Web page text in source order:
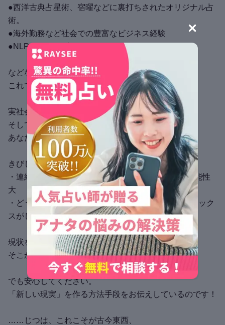
●西洋古典占星術、宿曜などに裏打ちされたオリジナル占
術。
●海外勤務など社会での豊富なビジネス経験
●NLP、催眠、ブリーフセラピー
などなど、あなたを幸せにするための
これでもかこれでもかという、ワザをくりだします。
実社会でのビジネス経験や心理学、
そして宇宙の真理・引き寄せの法則を用いて、
あなたの幸せへのアシストをいたします。
きびしいことも言います。
・連絡がない→ X彼が忙しいから ◯嫌われている可能性
大
・どう思われている→Xあなたのことが大好き ◯セック
スがしたいだけ
現状を見つめましょう。
そこからしか「新しい現実」は作られません。
でも安心してください。
「新しい現実」を作る方法手段をお伝えしているのです！
……じつは、これこそが古今東西、